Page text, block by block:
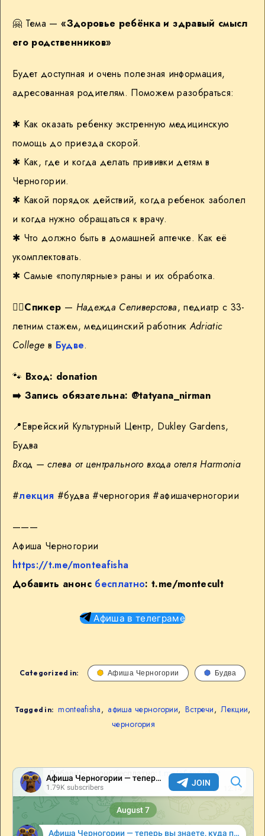
🤗 Тема —«Здоровье ребёнка и здравый смысл
его родственников»
Будет доступная и очень полезная информация,
адресованная родителям. Поможем разобраться:
✱ Как оказать ребенку экстренную медицинскую
помощь до приезда скорой.
✱ Как, где и когда делать прививки детям в
Черногории.
✱ Какой порядок действий, когда ребенок заболел
и когда нужно обращаться к врачу.
✱ Что должно быть в домашней аптечке. Как её
укомплектовать.
✱ Самые «популярные» раны и их обработка.
👩‍⚕️Спикер — Надежда Селиверстова, педиатр с 33-
летним стажем, медицинский работникAdriatic
College в Будве.
🐾 Вход: donation
➡️ Запись обязательна: @tatyana_nirman
📍Еврейский Культурный Центр, Dukley Gardens,
Будва
Вход — слева от центрального входа отеля Harmonia
#лекция #будва #черногория #афишачерногории
———
Афиша Черногории
https://t.me/monteafisha
Добавить анонс бесплатно:t.me/montecult
Афиша в телеграме
Categorized in: Афиша Черногории Будва
Tagged in: monteafisha, афиша черногории, Встречи, Лекции,
черногория